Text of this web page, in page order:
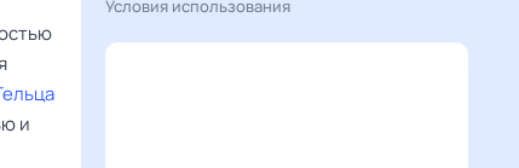
и
Условия использования